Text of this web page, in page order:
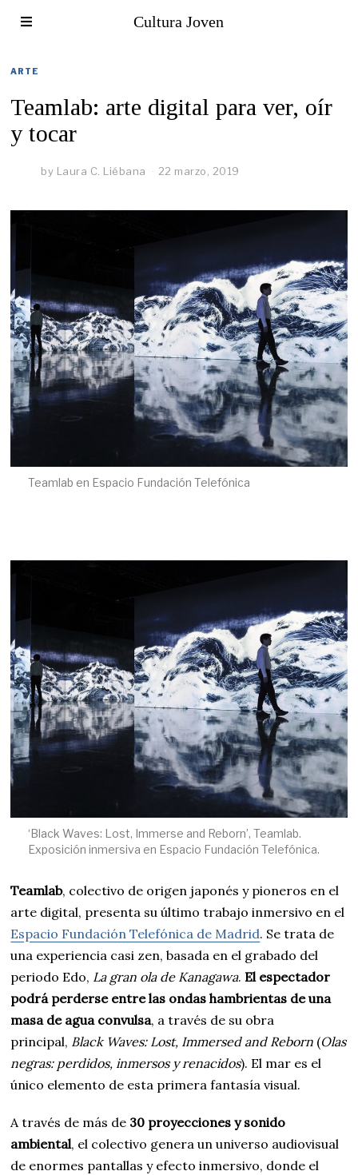
Cultura Joven
ARTE
Teamlab: arte digital para ver, oír
y tocar
by Laura C. Liébana 22 marzo, 2019
Teamlab en Espacio Fundación Telefónica
‘Black Waves: Lost, Immerse and Reborn’, Teamlab.
Exposición inmersiva en Espacio Fundación Telefónica.
Teamlab, colectivo de origen japonés y pioneros en el
arte digital, presenta su último trabajo inmersivo en el
Espacio Fundación Telefónica de Madrid. Se trata de
una experiencia casi zen, basada en el grabado del
periodo Edo, La gran ola de Kanagawa. El espectador
podrá perderse entre las ondas hambrientas de una
masa de agua convulsa, a través de su obra
principal, Black Waves: Lost, Immersed and Reborn (Olas
negras: perdidos, inmersos y renacidos). El mar es el
único elemento de esta primera fantasía visual.
A través de más de 30 proyecciones y sonido
ambiental, el colectivo genera un universo audiovisual
de enormes pantallas y efecto inmersivo, donde el